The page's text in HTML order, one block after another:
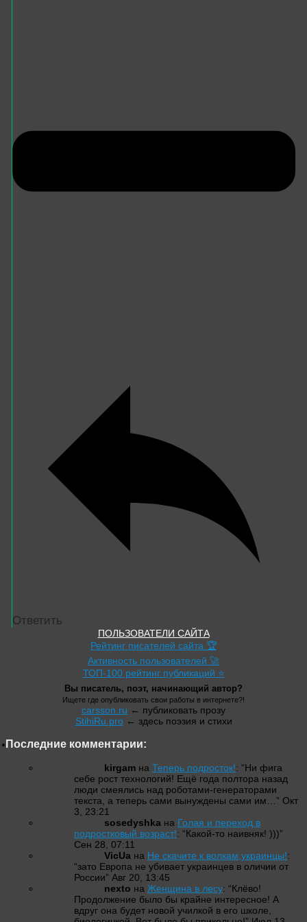
Ответить
ПОЛЬЗОВАТЕЛИ САЙТА
Рейтинг писателей сайта 🏆
Активность пользователей 🚀
ТОП-100 рейтинг публикаций ⭐
Вы писатель, поэт, начинающий автор?
Ищете где опубликовать свои работы в интернете?!
carsson.ru ← публиковать прозу
StihiRu.pro ← здесь поэзия и стихи
Последние комментарии:
kirgam на Теперь подросток!: “Ни фига
себе рост технологий! Ещё года полтора назад
люди смеялись над роботами-генераторами
текста, а теперь сами вынуждены сами им… ” Окт
3, 23:21
sosedyshka на Голая и переход в
подростковый возраст!: “Какой-то наивняк! )))”
Сен 28, 07:11
VicUa на Не скачите к волкам,украинцы!:
“зато Европа не убивает украинцев в оличии от
России” Авг 20, 13:45
nexto на Женщина в лесу: “Клёво!
Продолжение было бы крайне интересное! А
вдруг она будет новой училкой в его школе,